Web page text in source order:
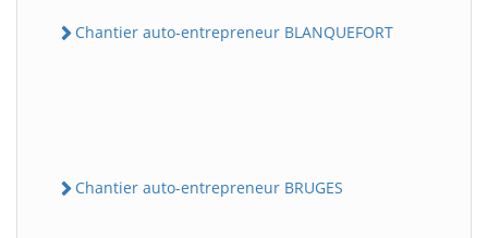
Chantier auto-entrepreneur BLANQUEFORT
Chantier auto-entrepreneur BRUGES